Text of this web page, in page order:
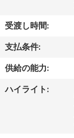
工
場
旅
受渡し時間:
支払条件:
供給の能力:
ハイライト: